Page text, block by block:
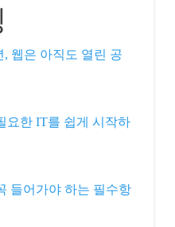
, 웹은 아직도 열린 공
요한 IT를 쉽게 시작하
들어가야 하는 필수항